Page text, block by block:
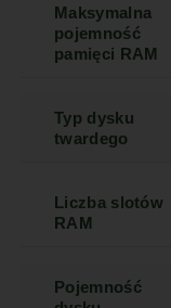
Maksymalna
pojemność
pamięci RAM
Typ dysku
twardego
Liczba slotów
RAM
Pojemność